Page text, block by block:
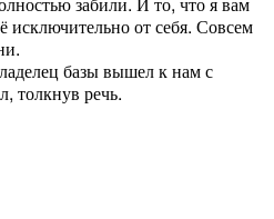
исключительно от себя. Совсем
базы вышел к нам с
толкнув речь.